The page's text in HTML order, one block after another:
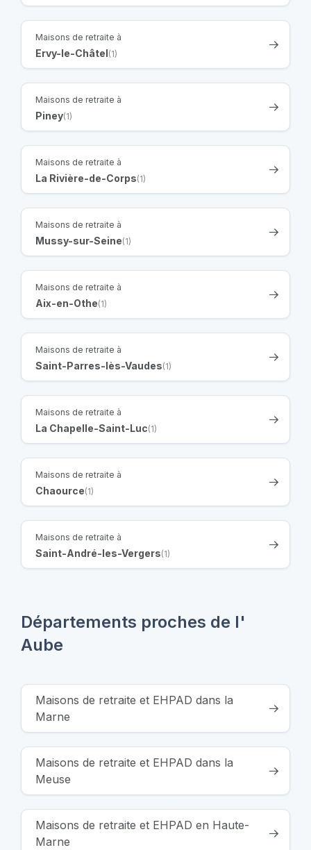
Maisons de retraite à
Ervy-le-Châtel(1)
Maisons de retraite à
Piney(1)
Maisons de retraite à
La Rivière-de-Corps(1)
Maisons de retraite à
Mussy-sur-Seine(1)
Maisons de retraite à
Aix-en-Othe(1)
Maisons de retraite à
Saint-Parres-lès-Vaudes(1)
Maisons de retraite à
La Chapelle-Saint-Luc(1)
Maisons de retraite à
Chaource(1)
Maisons de retraite à
Saint-André-les-Vergers(1)
Départements proches de l'
Aube
Maisons de retraite et EHPAD dans la
Marne
Maisons de retraite et EHPAD dans la
Meuse
Maisons de retraite et EHPAD en Haute-
Marne